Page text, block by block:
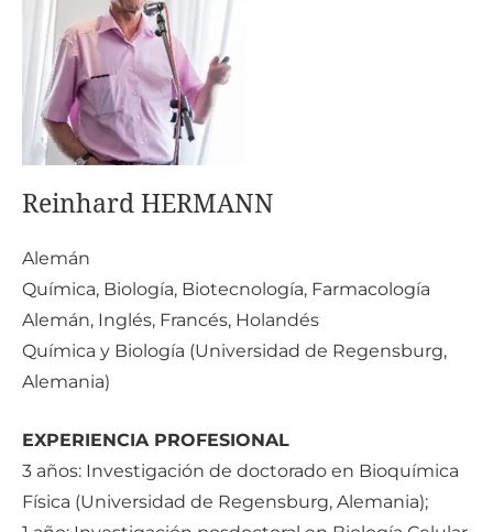
Reinhard HERMANN
Alemán
Química, Biología, Biotecnología, Farmacología
Alemán, Inglés, Francés, Holandés
Química y Biología (Universidad de Regensburg,
Alemania)
EXPERIENCIA PROFESIONAL
3 años: Investigación de doctorado en Bioquímica
Física (Universidad de Regensburg, Alemania);